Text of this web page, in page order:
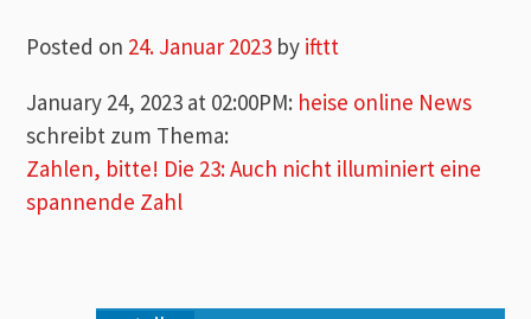
Posted on 24. Januar 2023 by ifttt
January 24, 2023 at 02:00PM: heise online News
schreibt zum Thema:
Zahlen, bitte! Die 23: Auch nicht illuminiert eine
spannende Zahl